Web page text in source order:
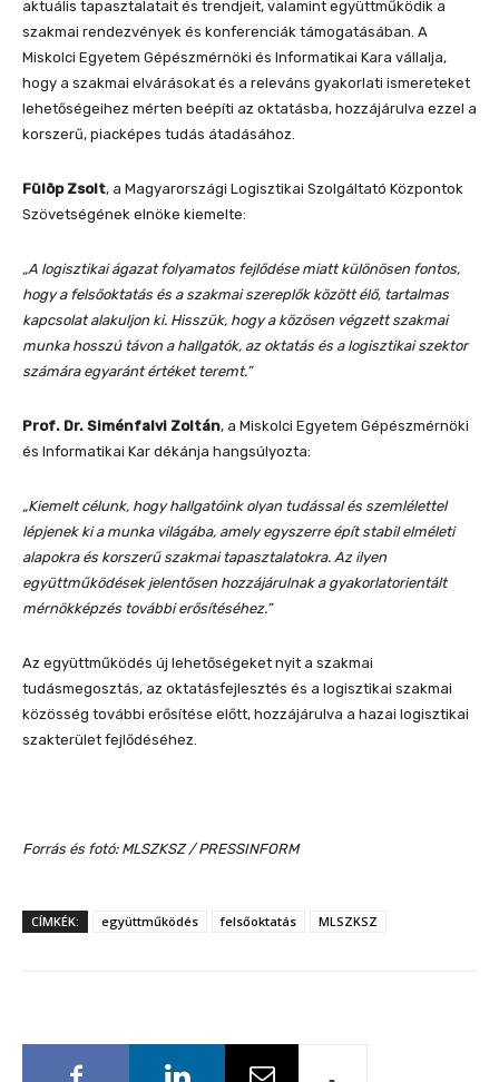
aktuális tapasztalatait és trendjeit, valamint együttműködik a
szakmai rendezvények és konferenciák támogatásában. A
Miskolci Egyetem Gépészmérnöki és Informatikai Kara vállalja,
hogy a szakmai elvárásokat és a releváns gyakorlati ismereteket
lehetőségeihez mérten beépíti az oktatásba, hozzájárulva ezzel a
korszerű, piacképes tudás átadásához.
Fülöp Zsolt, a Magyarországi Logisztikai Szolgáltató Központok
Szövetségének elnöke kiemelte:
„A logisztikai ágazat folyamatos fejlődése miatt különösen fontos,
hogy a felsőoktatás és a szakmai szereplők között élő, tartalmas
kapcsolat alakuljon ki. Hisszük, hogy a közösen végzett szakmai
munka hosszú távon a hallgatók, az oktatás és a logisztikai szektor
számára egyaránt értéket teremt.”
Prof. Dr. Siménfalvi Zoltán, a Miskolci Egyetem Gépészmérnöki
és Informatikai Kar dékánja hangsúlyozta:
„Kiemelt célunk, hogy hallgatóink olyan tudással és szemlélettel
lépjenek ki a munka világába, amely egyszerre épít stabil elméleti
alapokra és korszerű szakmai tapasztalatokra. Az ilyen
együttműködések jelentősen hozzájárulnak a gyakorlatorientált
mérnökképzés további erősítéséhez.”
Az együttműködés új lehetőségeket nyit a szakmai
tudásmegosztás, az oktatásfejlesztés és a logisztikai szakmai
közösség további erősítése előtt, hozzájárulva a hazai logisztikai
szakterület fejlődéséhez.
Forrás és fotó: MLSZKSZ / PRESSINFORM
CÍMKÉK: együttműködés felsőoktatás MLSZKSZ